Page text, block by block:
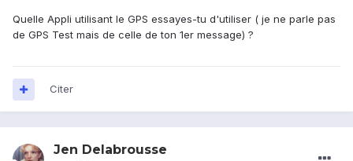
Quelle Appli utilisant le GPS essayes-tu d'utiliser ( je ne parle pas
de GPS Test mais de celle de ton 1er message) ?
Citer
Jen Delabrousse